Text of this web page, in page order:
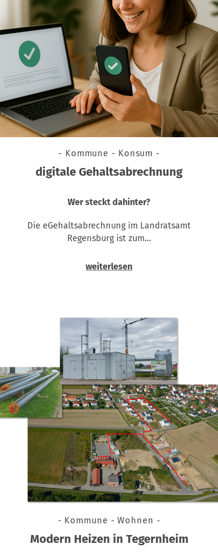
- Kommune - Konsum -
digitale Gehaltsabrechnung
Wer steckt dahinter?
Die eGehaltsabrechnung im Landratsamt
Regensburg ist zum…
weiterlesen
- Kommune - Wohnen -
Modern Heizen in Tegernheim